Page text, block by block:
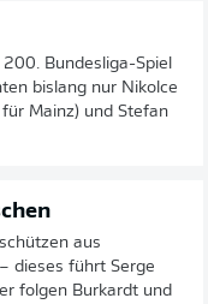
Bundesliga-Spiel
bislang nur Nikolce
Mainz) und Stefan
aus
dieses führt Serge
folgen Burkardt und